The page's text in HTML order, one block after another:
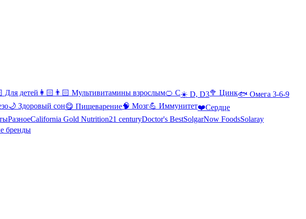
Для детей 👩🏻👨🏻 Мультивитамины взрослым🍊 С☀️ D, D3🥦 Цинк🐟 Омега 3-6-9
🌙 Здоровый сон😋 Пищеварение🧠 Мозг💪 Иммунитет❤️Сердце
РазноеCalifornia Gold Nutrition21 centuryDoctor's BestSolgarNow FoodsSolaray
бренды